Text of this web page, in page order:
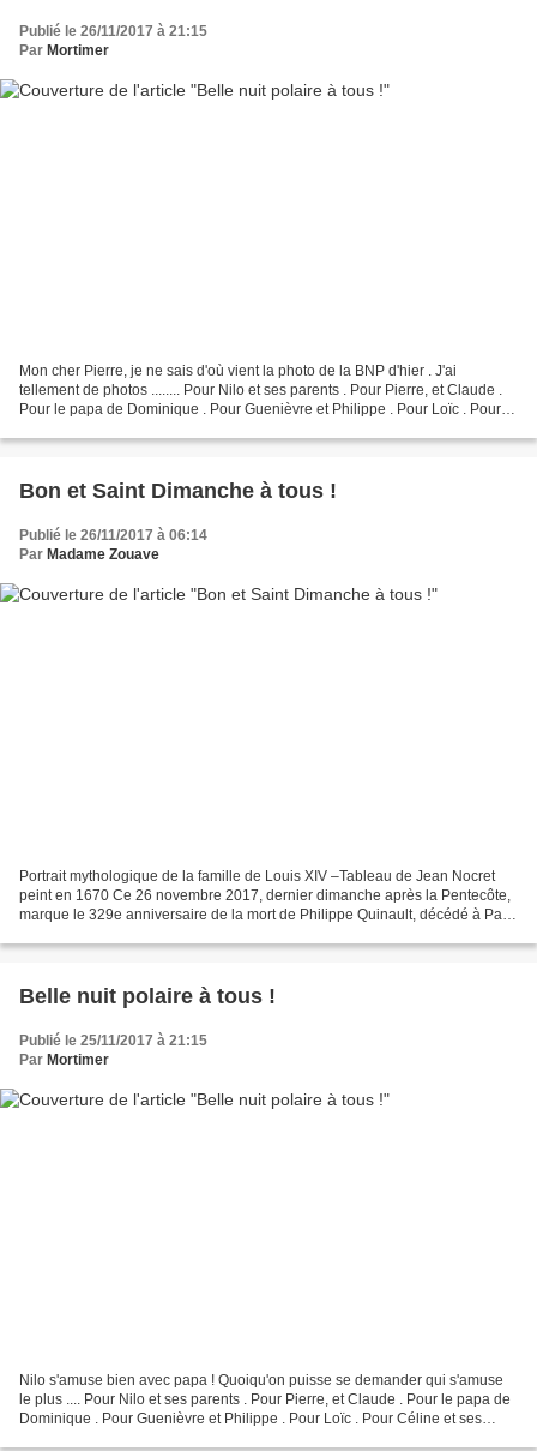
Publié le 26/11/2017 à 21:15
Par Mortimer
Mon cher Pierre, je ne sais d'où vient la photo de la BNP d'hier . J'ai
tellement de photos ........ Pour Nilo et ses parents . Pour Pierre, et Claude .
Pour le papa de Dominique . Pour Guenièvre et Philippe . Pour Loïc . Pour
Bon et Saint Dimanche à tous !
Publié le 26/11/2017 à 06:14
Par Madame Zouave
Portrait mythologique de la famille de Louis XIV –Tableau de Jean Nocret
peint en 1670 Ce 26 novembre 2017, dernier dimanche après la Pentecôte,
marque le 329e anniversaire de la mort de Philippe Quinault, décédé à Paris
Belle nuit polaire à tous !
Publié le 25/11/2017 à 21:15
Par Mortimer
Nilo s'amuse bien avec papa ! Quoiqu'on puisse se demander qui s'amuse
le plus .... Pour Nilo et ses parents . Pour Pierre, et Claude . Pour le papa de
Dominique . Pour Guenièvre et Philippe . Pour Loïc . Pour Céline et ses